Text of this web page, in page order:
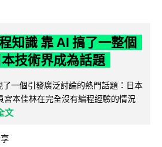
知識 靠 AI 搞了一整個
技術界成為話題
一個引發廣泛討論的熱門話題：日本
宮本佳林在完全沒有編程經驗的情況
文